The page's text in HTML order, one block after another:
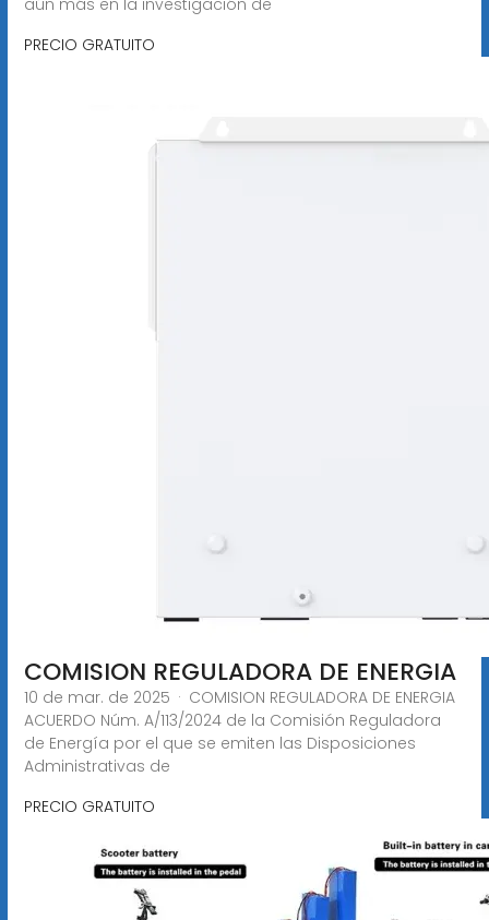
PRECIO GRATUITO
COMISION REGULADORA DE ENERGIA
10 de mar. de 2025 · COMISION REGULADORA DE ENERGIA
ACUERDO Núm. A/113/2024 de la Comisión Reguladora
de Energía por el que se emiten las Disposiciones
Administrativas de
PRECIO GRATUITO